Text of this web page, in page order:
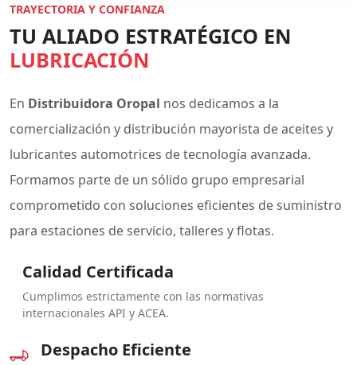
TRAYECTORIA Y CONFIANZA
TU ALIADO ESTRATÉGICO EN
LUBRICACIÓN
En Distribuidora Oropal nos dedicamos a la
comercialización y distribución mayorista de aceites y
lubricantes automotrices de tecnología avanzada.
Formamos parte de un sólido grupo empresarial
comprometido con soluciones eficientes de suministro
para estaciones de servicio, talleres y flotas.
Calidad Certificada
Cumplimos estrictamente con las normativas
internacionales API y ACEA.
Despacho Eficiente